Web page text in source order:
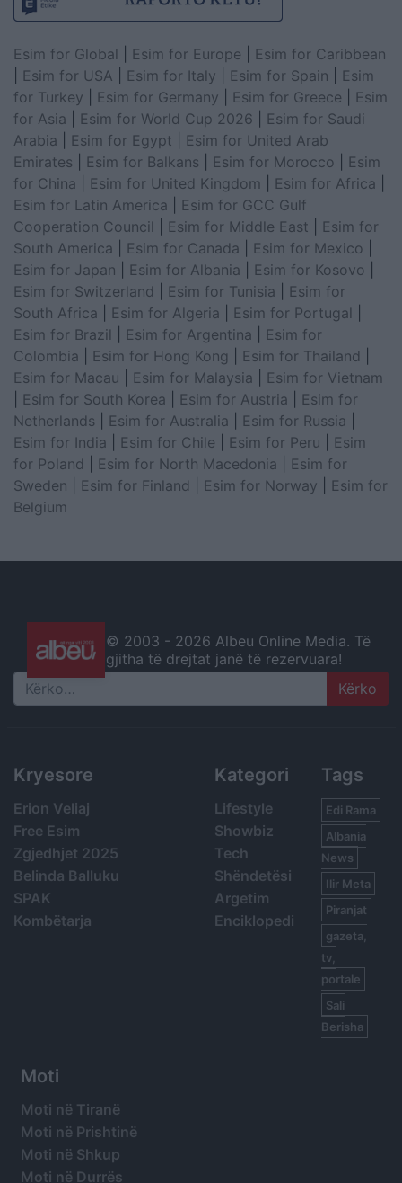
Esim for Global Esim for Europe
Esim for Caribbean
Esim for USA Esim for Italy Esim for Spain
Esim
for Turkey
Esim for Germany Esim for Greece
Esim
for Asia
Esim for World Cup 2026
Esim for Saudi
Arabia
Esim for Egypt
Esim for United Arab
Emirates
Esim for Balkans Esim for Morocco
Esim
for China
Esim for United Kingdom Esim for Africa
Esim for Latin America
Esim for GCC Gulf
Cooperation Council
Esim for Middle East
Esim for
South America
Esim for Canada Esim for Mexico
Esim for Japan
Esim for Albania Esim for Kosovo
Esim for Switzerland
Esim for Tunisia
Esim for
South Africa
Esim for Algeria Esim for Portugal
Esim for Brazil
Esim for Argentina
Esim for
Colombia
Esim for Hong Kong Esim for Thailand
Esim for Macau
Esim for Malaysia
Esim for Vietnam
Esim for South Korea Esim for Austria
Esim for
Netherlands
Esim for Australia Esim for Russia
Esim for India
Esim for Chile Esim for Peru
Esim
for Poland
Esim for North Macedonia
Esim for
Sweden
Esim for Finland Esim for Norway
Esim for
Belgium
© 2003 - 2026 Albeu Online Media. Të
gjitha të drejtat janë të rezervuara!
Search
Kryesore
Erion Veliaj
Free Esim
Zgjedhjet 2025
Belinda Balluku
SPAK
Kombëtarja
Kategori
Lifestyle
Showbiz
Tech
Shëndetësi
Argetim
Enciklopedi
Tags
Edi Rama
Albania
News
Ilir Meta
Piranjat
gazeta,
tv,
portale
Sali
Berisha
Moti
Moti në Tiranë
Moti në Prishtinë
Moti në Shkup
Moti në Durrës